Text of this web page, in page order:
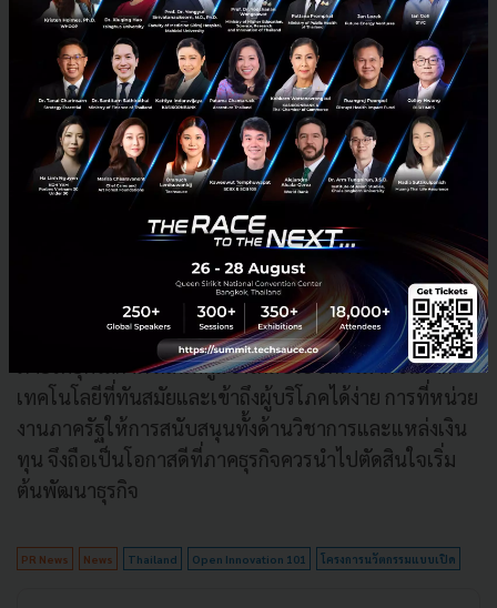
มอีไทยขอขอบคุณสำนักงานนวัตกรรมแห่งชาติ ที่เข้ามา
ให้การส่งเสริม SME จัดทำโครงการดีๆ ช่วยยกระดับและ
สร้างประโยชน์ให้กับ SME
การดำเนิน “โครงการนวัตกรรมแบบเปิด (Open
Innovation)”ของสำนักงานนวัตกรรมแห่งชาติ (องค์การ
มหาชน) ในครั้งนี้ ถือได้ว่าตอบโจทย์ทุกสินค้าและบริการที่
กำลังมองหาจุดต่างและโอกาสทางธุรกิจ ตอกย้ำให้ภาค
ธุรกิจตระหนักถึงการก้าวข้ามการผลิตและบริการแบบ
เดิมๆ ที่ไม่สามารถขยายตลาดได้ และเพื่อสนองตอบความ
ต้องการของผู้บริโภคหลากหลายกลุ่มที่มองหา สิ่งใหม่ๆ
ภายใต้ยุคโลกาภิวัฒน์ที่คู่แข่งใกล้ประชิดตัวมากขึ้นจาก
เทคโนโลยีที่ทันสมัยและเข้าถึงผู้บริโภคได้ง่าย การที่หน่วย
งานภาครัฐให้การสนับสนุนทั้งด้านวิชาการและแหล่งเงิน
ทุน จึงถือเป็นโอกาสดีที่ภาคธุรกิจควรนำไปตัดสินใจเริ่ม
ต้นพัฒนาธุรกิจ
PR News News Thailand Open Innovation 101 โครงการนวัตกรรมแบบเปิด